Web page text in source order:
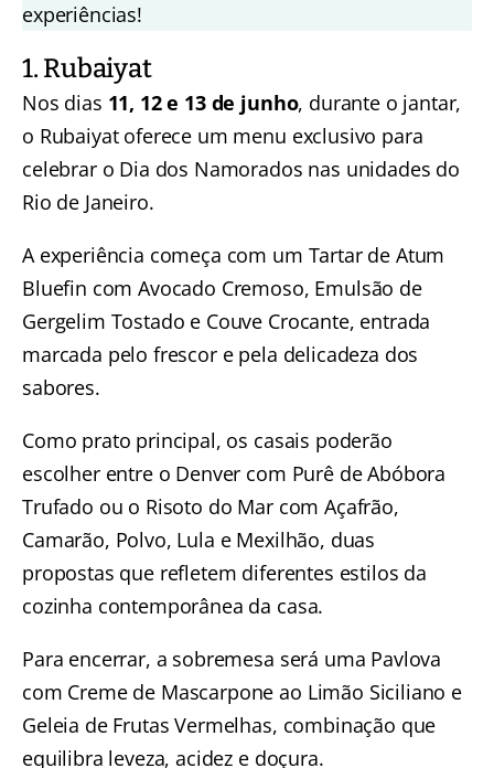
experiências!
1. Rubaiyat
Nos dias 11, 12 e 13 de junho, durante o jantar,
o Rubaiyat oferece um menu exclusivo para
celebrar o Dia dos Namorados nas unidades do
Rio de Janeiro.
A experiência começa com um Tartar de Atum
Bluefin com Avocado Cremoso, Emulsão de
Gergelim Tostado e Couve Crocante, entrada
marcada pelo frescor e pela delicadeza dos
sabores.
Como prato principal, os casais poderão
escolher entre o Denver com Purê de Abóbora
Trufado ou o Risoto do Mar com Açafrão,
Camarão, Polvo, Lula e Mexilhão, duas
propostas que refletem diferentes estilos da
cozinha contemporânea da casa.
Para encerrar, a sobremesa será uma Pavlova
com Creme de Mascarpone ao Limão Siciliano e
Geleia de Frutas Vermelhas, combinação que
equilibra leveza, acidez e doçura.